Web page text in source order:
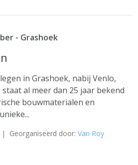
- Grashoek
in Grashoek, nabij Venlo,
al meer dan 25 jaar bekend
bouwmaterialen en
| Georganiseerd door: Van Roy